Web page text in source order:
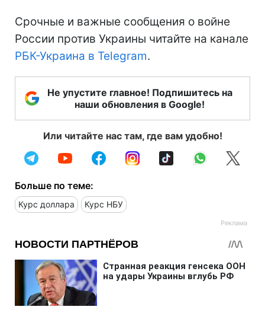
Срочные и важные сообщения о войне
России против Украины читайте на канале
РБК-Украина в Telegram.
Не упустите главное! Подпишитесь на
наши обновления в Google!
Или читайте нас там, где вам удобно!
Больше по теме:
Курс доллара Курс НБУ